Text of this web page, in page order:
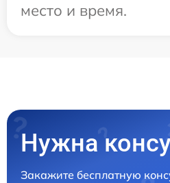
место и время.
Нужна
Закажите бесплатную